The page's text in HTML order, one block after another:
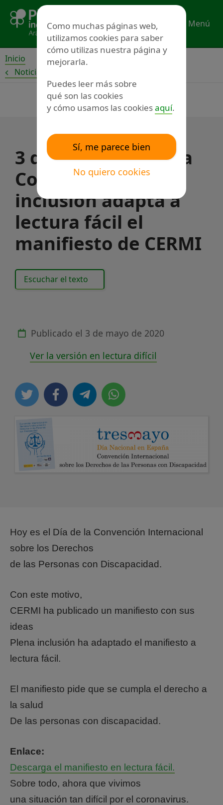
contenido
Menú
Inicio
Noticias
3 de mayo, día de la
Convención: Plena
inclusión adapta a
lectura fácil el
manifiesto de CERMI
Escuchar el texto
Publicado el 3 de mayo de 2020
Ver la versión en lectura difícil
Hoy es el Día de la Convención Internacional
sobre los Derechos
de las Personas con Discapacidad.
Con este motivo,
CERMI ha publicado un manifiesto con sus
ideas
Plena inclusión ha adaptado el manifiesto a
lectura fácil.
El manifiesto pide que se cumpla el derecho a
la salud
De las personas con discapacidad.
Enlace:
Descarga el manifiesto en lectura fácil.
Sobre todo, ahora que vivimos
una situación tan difícil por el coronavirus.
Como muchas páginas web,
utilizamos cookies para saber
cómo utilizas nuestra página y
mejorarla.
Puedes leer más sobre
qué son las cookies
y cómo usamos las cookiesaquí.
Sí, me parece bien
No quiero cookies